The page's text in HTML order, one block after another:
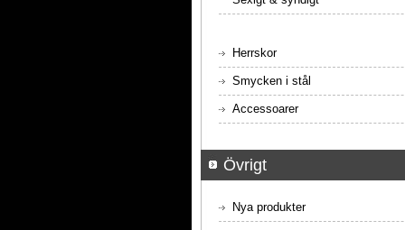
Herrskor
Smycken i stål
Accessoarer
Övrigt
Nya produkter